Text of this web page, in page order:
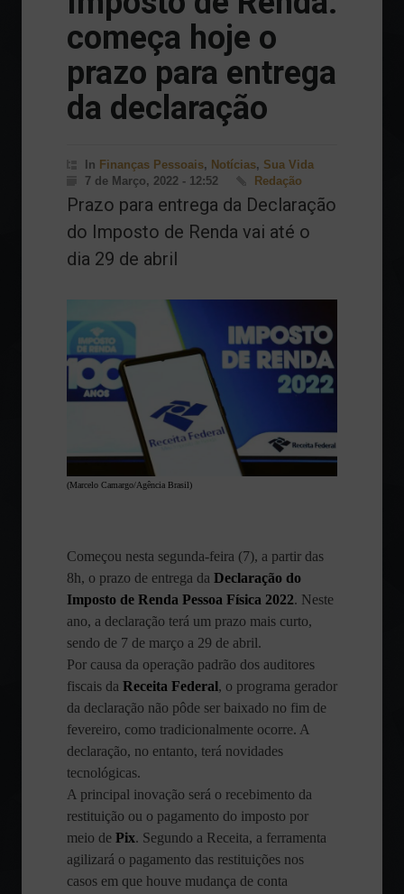
começa hoje o
prazo para entrega
da declaração
In Finanças Pessoais, Notícias, Sua Vida
7 de Março, 2022 - 12:52
Redação
Prazo para entrega da Declaração
do Imposto de Renda vai até o
dia 29 de abril
(Marcelo Camargo/Agência Brasil)
Começou nesta segunda-feira (7), a partir das
8h, o prazo de entrega da Declaração do
Imposto de Renda Pessoa Física 2022. Neste
ano, a declaração terá um prazo mais curto,
sendo de 7 de março a 29 de abril.
Por causa da operação padrão dos auditores
fiscais da Receita Federal, o programa gerador
da declaração não pôde ser baixado no fim de
fevereiro, como tradicionalmente ocorre. A
declaração, no entanto, terá novidades
tecnológicas.
A principal inovação será o recebimento da
restituição ou o pagamento do imposto por
meio de Pix. Segundo a Receita, a ferramenta
agilizará o pagamento das restituições nos
casos em que houve mudança de conta